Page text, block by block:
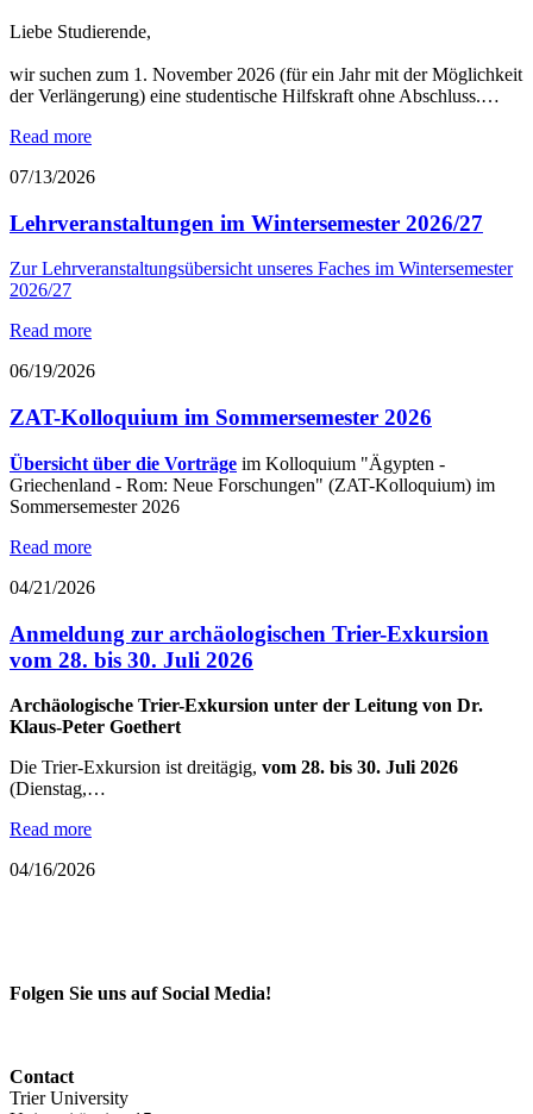
Liebe Studierende,
wir suchen zum 1. November 2026 (für ein Jahr mit der Möglichkeit
der Verlängerung) eine studentische Hilfskraft ohne Abschluss.…
Read more
07/13/2026
Lehrveranstaltungen im Wintersemester 2026/27
Zur Lehrveranstaltungsübersicht unseres Faches im Wintersemester
2026/27
Read more
06/19/2026
ZAT-Kolloquium im Sommersemester 2026
Übersicht über die Vorträge im Kolloquium "Ägypten -
Griechenland - Rom: Neue Forschungen" (ZAT-Kolloquium) im
Sommersemester 2026
Read more
04/21/2026
Anmeldung zur archäologischen Trier-Exkursion
vom 28. bis 30. Juli 2026
Archäologische Trier-Exkursion unter der Leitung von Dr.
Klaus-Peter Goethert
Die Trier-Exkursion ist dreitägig, vom 28. bis 30. Juli 2026
(Dienstag,…
Read more
04/16/2026
Folgen Sie uns auf Social Media!
Contact
Trier University